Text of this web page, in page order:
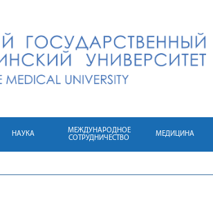
НАУКА
МЕЖДУНАРОДНОЕ
СОТРУДНИЧЕСТВО
МЕДИЦИНА